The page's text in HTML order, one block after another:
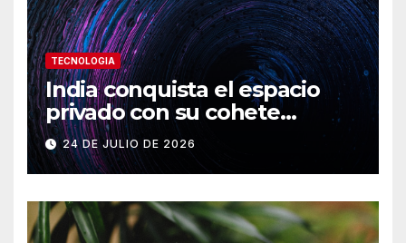
TECNOLOGIA
India conquista el espacio
privado con su cohete
Vikram-1
24 DE JULIO DE 2026